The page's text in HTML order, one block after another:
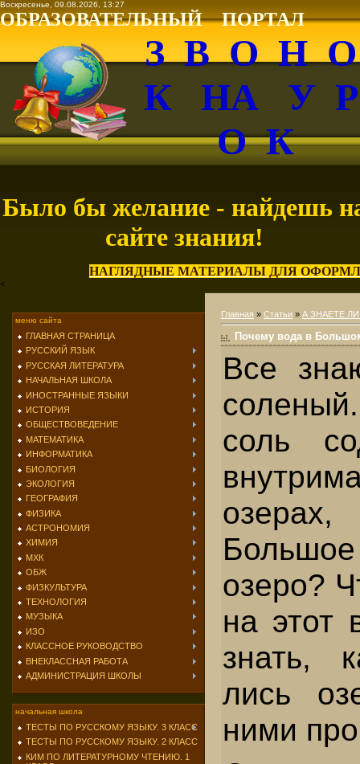
Воскресенье, 09.08.2026, 13:27
ОБРАЗОВАТЕЛЬНЫЙ ПОРТАЛ
З В О Н
К НА У
О К
Было бы желание - найдешь
сайте знания!
НАГЛЯДНЫЕ МАТЕРИАЛЫ ДЛЯ
<
меню сайта
ГЛАВНАЯ СТРАНИЦА
РУССКИЙ ЯЗЫК
РУССКАЯ ЛИТЕРАТУРА
НАЧАЛЬНАЯ ШКОЛА
ИНОСТРАННЫЕ ЯЗЫКИ
ИСТОРИЯ
ОБЩЕСТВОВЕДЕНИЕ
МАТЕМАТИКА
ИНФОРМАТИКА
БИОЛОГИЯ
ЭКОЛОГИЯ
ГЕОГРАФИЯ
ФИЗИКА
АСТРОНОМИЯ
ХИМИЯ
МХК
ОБЖ
ФИЗКУЛЬТУРА
ТЕХНОЛОГИЯ
МУЗЫКА
ИЗО
КЛАССНОЕ РУКОВОДСТВО
ВНЕКЛАССНАЯ РАБОТА
АДМИНИСТРАЦИЯ ШКОЛЫ
начальная школа
ТЕСТЫ ПО РУССКОМУ ЯЗЫКУ. 3 КЛАСС
ТЕСТЫ ПО РУССКОМУ ЯЗЫКУ. 2 КЛАСС
КИМ ПО ЛИТЕРАТУРНОМУ ЧТЕНИЮ. 1
Главная » Статьи » А ЗНАЕТЕ
Почему вода в
Все
соль
озеро?
на этот
знать,
лись
ними